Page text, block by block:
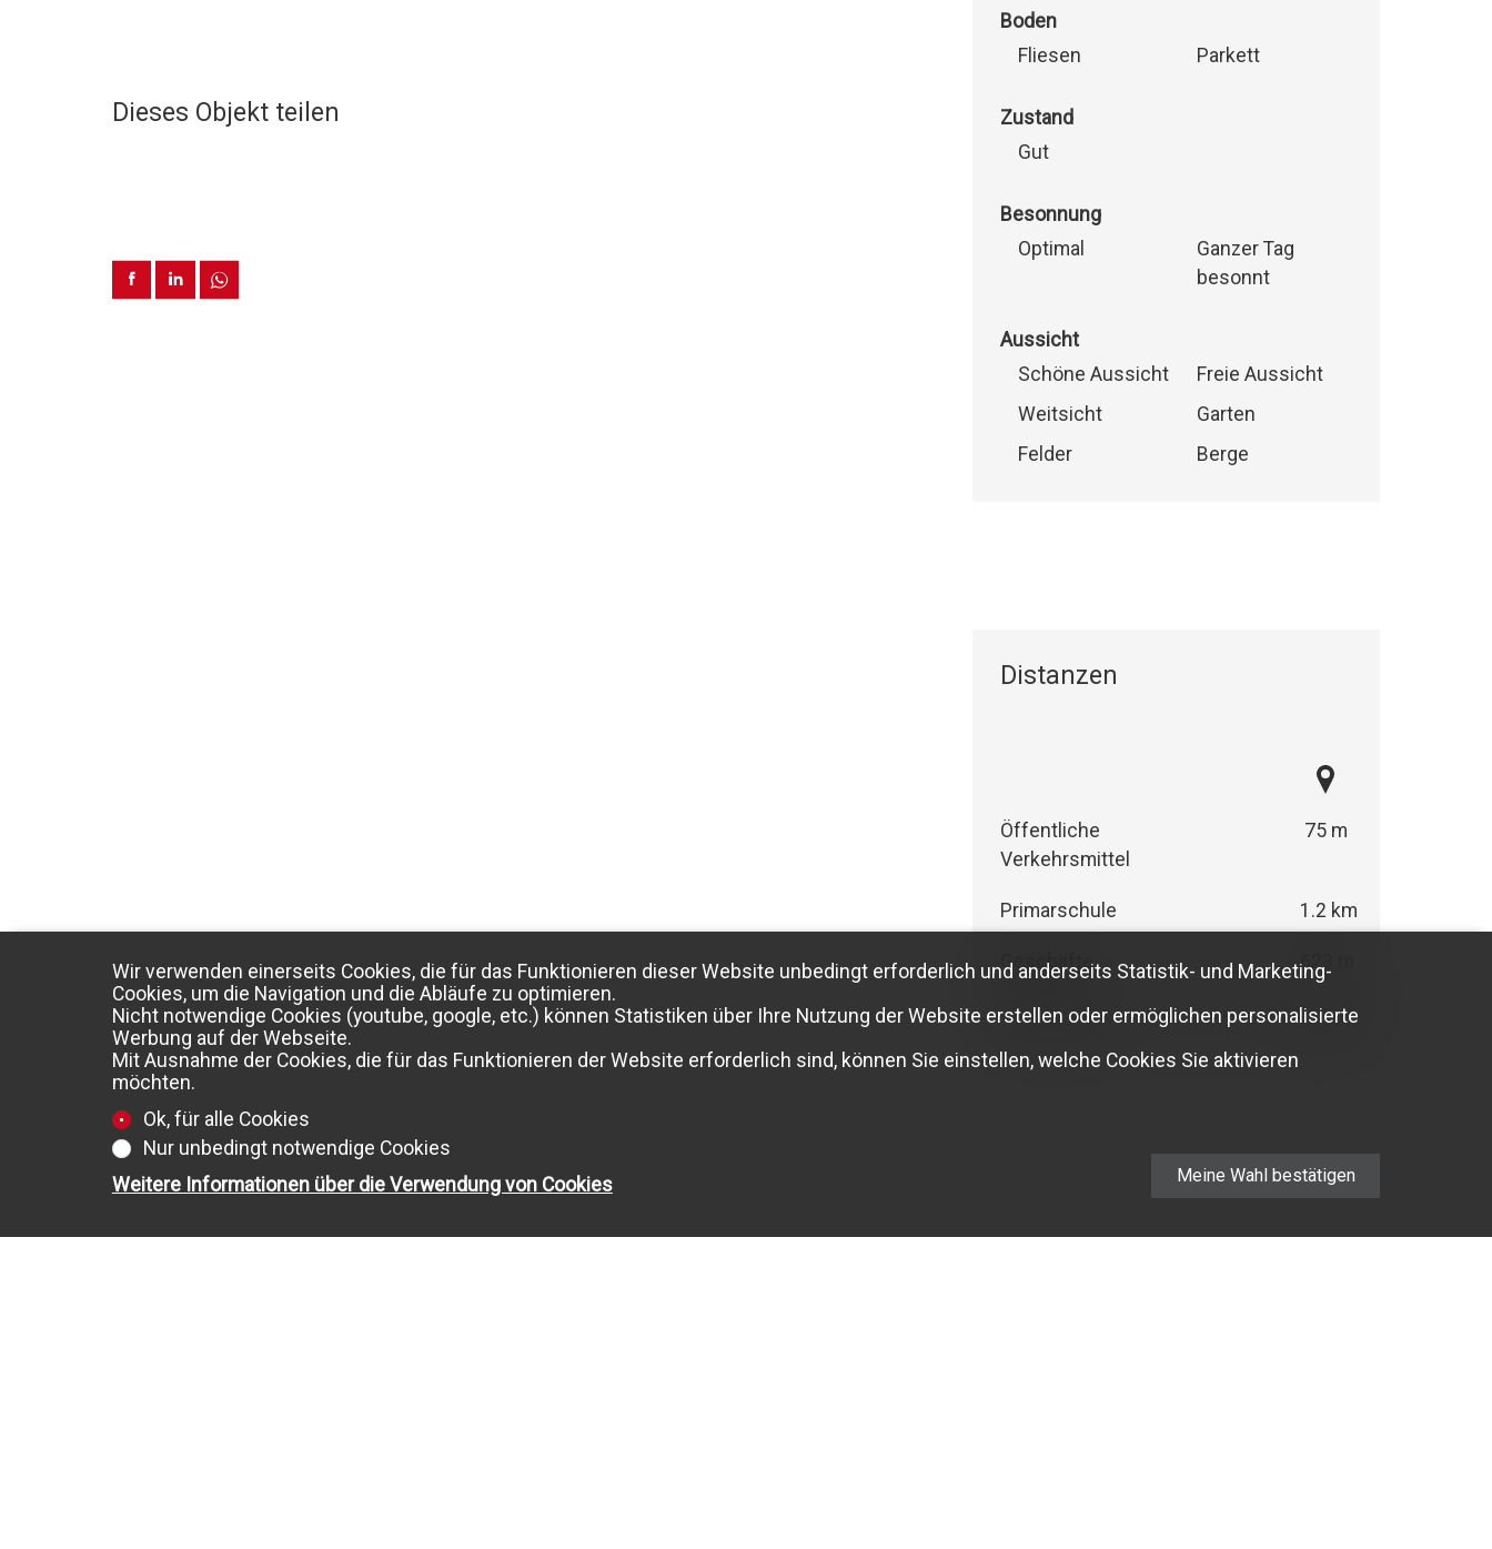
Dieses Objekt teilen
Boden
Fliesen
Parkett
Zustand
Gut
Besonnung
Optimal
Ganzer Tag
besonnt
Aussicht
Schöne Aussicht
Freie Aussicht
Weitsicht
Garten
Felder
Berge
Distanzen
Öffentliche
Verkehrsmittel
75 m
Primarschule 1.2 km
Geschäfte 623 m
Restaurants 456 m
Wir verwenden einerseits Cookies, die für das Funktionieren dieser Website unbedingt erforderlich und anderseits Statistik- und Marketing-
Cookies, um die Navigation und die Abläufe zu optimieren.
Nicht notwendige Cookies (youtube, google, etc.) können Statistiken über Ihre Nutzung der Website erstellen oder ermöglichen personalisierte
Werbung auf der Webseite.
Mit Ausnahme der Cookies, die für das Funktionieren der Website erforderlich sind, können Sie einstellen, welche Cookies Sie aktivieren
möchten.
Ok, für alle Cookies
Nur unbedingt notwendige Cookies
Weitere Informationen über die Verwendung von Cookies
Meine Wahl bestätigen